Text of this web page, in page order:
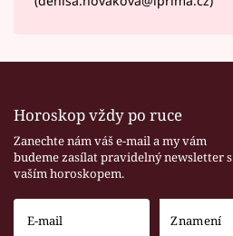
Horoskop vždy po ruce
Zanechte nám váš e-mail a my vám
budeme zasílat pravidelný newsletter s
vaším horoskopem.